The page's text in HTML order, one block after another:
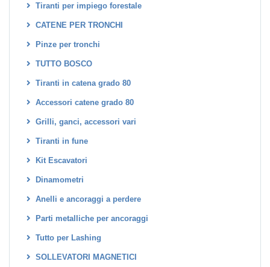
Tiranti per impiego forestale
CATENE PER TRONCHI
Pinze per tronchi
TUTTO BOSCO
Tiranti in catena grado 80
Accessori catene grado 80
Grilli, ganci, accessori vari
Tiranti in fune
Kit Escavatori
Dinamometri
Anelli e ancoraggi a perdere
Parti metalliche per ancoraggi
Tutto per Lashing
SOLLEVATORI MAGNETICI